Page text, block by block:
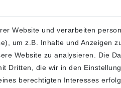
Website und verarbeiten
um z.B. Inhalte und Anzeigen
Website zu analysieren. Die
Dritten, die wir in den
berechtigten Interesses